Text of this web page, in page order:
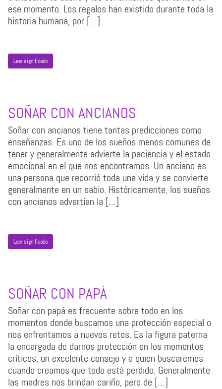
ese momento. Los regalos han existido durante toda la
historia humana, por […]
Leer significado
SOÑAR CON ANCIANOS
Soñar con ancianos tiene tantas predicciones como
enseñanzas. Es uno de los sueños menos comunes de
tener y generalmente advierte la paciencia y el estado
emocional en el que nos encontramos. Un anciano es
una persona que recorrió toda una vida y se convierte
generalmente en un sabio. Históricamente, los sueños
con ancianos advertían la […]
Leer significado
SOÑAR CON PAPÁ
Soñar con papá es frecuente sobre todo en los
momentos donde buscamos una protección especial o
nos enfrentamos a nuevos retos. Es la figura paterna
la encargada de darnos protección en los momentos
críticos, un excelente consejo y a quien buscaremos
cuando creamos que todo está perdido. Generalmente
las madres nos brindan cariño, pero de […]